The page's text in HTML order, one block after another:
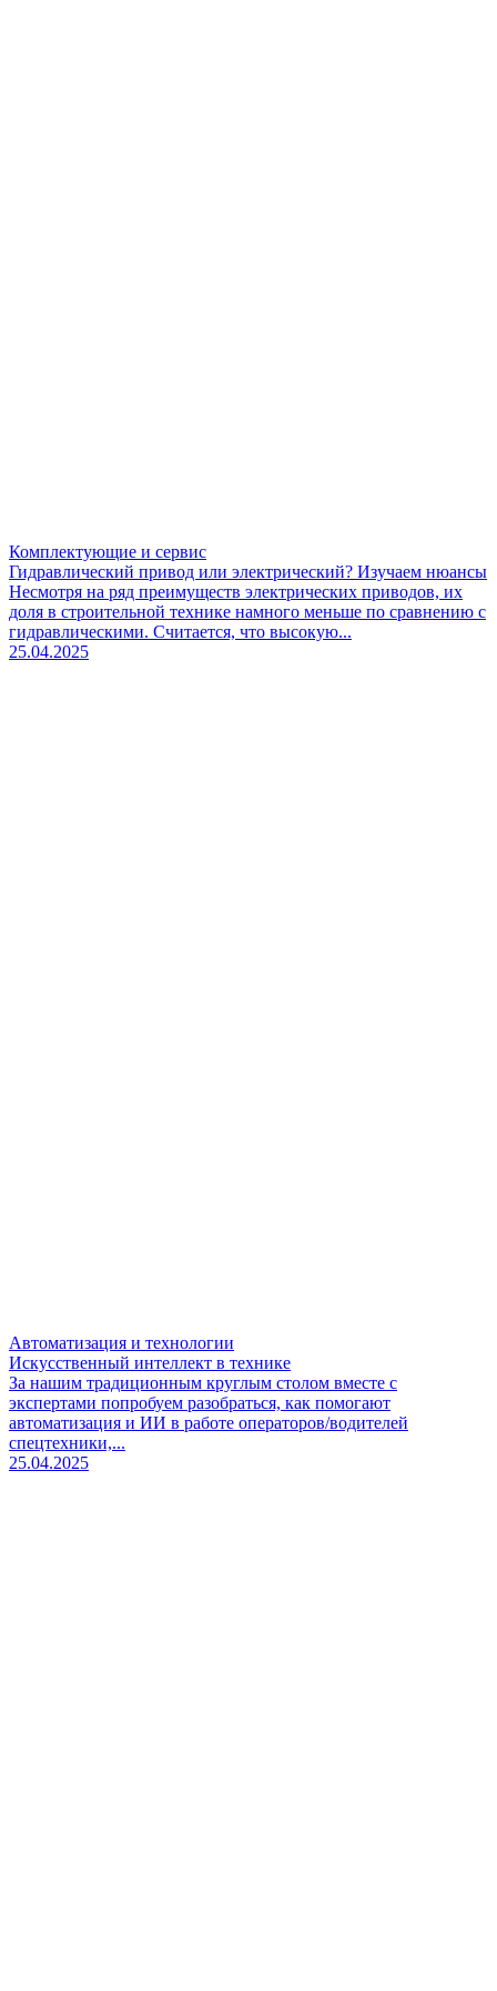
Комплектующие и сервис
Гидравлический привод или электрический? Изучаем нюансы
Несмотря на ряд преимуществ электрических приводов, их
доля в строительной технике намного меньше по сравнению с
гидравлическими. Считается, что высокую...
25.04.2025
Автоматизация и технологии
Искусственный интеллект в технике
За нашим традиционным круглым столом вместе с
экспертами попробуем разобраться, как помогают
автоматизация и ИИ в работе операторов/водителей
спецтехники,...
25.04.2025